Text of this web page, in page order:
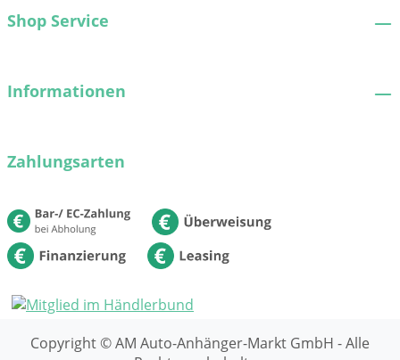
Shop Service
Informationen
Zahlungsarten
Copyright © AM Auto-Anhänger-Markt GmbH - Alle